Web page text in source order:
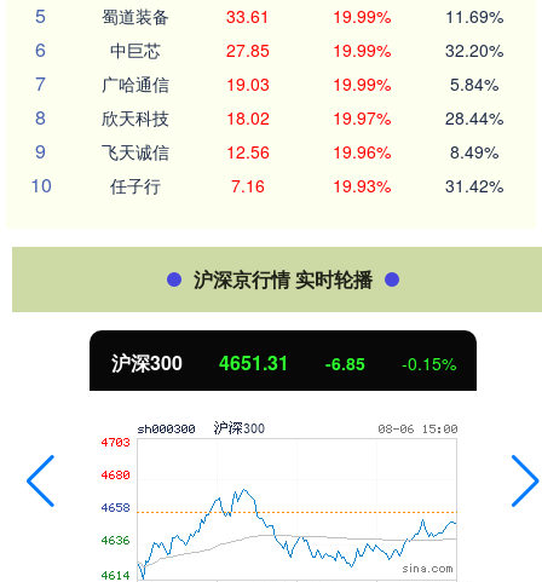
5 蜀道装备 33.61 19.99% 11.69%
6 中巨芯 27.85 19.99% 32.20%
7 广哈通信 19.03 19.99% 5.84%
8 欣天科技 18.02 19.97% 28.44%
9 飞天诚信 12.56 19.96% 8.49%
10 任子行 7.16 19.93% 31.42%
沪深京行情 实时轮播
沪深300 4651.31 -6.85 -0.15%